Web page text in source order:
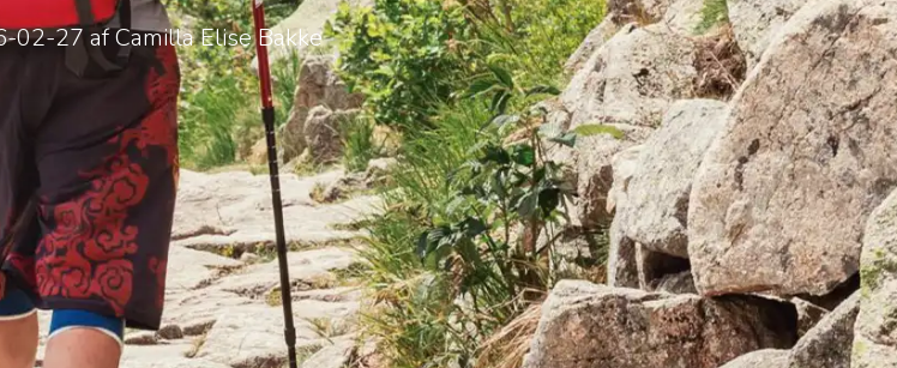
02-27 af Camilla Elise Bakke